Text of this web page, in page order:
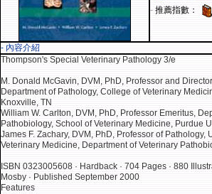
- 推薦指數：
- 內容介紹
Thompson's Special Veterinary Pathology 3/e
M. Donald McGavin, DVM, PhD, Professor and
Department of Pathology, College of Veterinary
Knoxville, TN
William W. Carlton, DVM, PhD, Professor Emeritus,
Pathobiology, School of Veterinary Medicine, Purdue
James F. Zachary, DVM, PhD, Professor of
Veterinary Medicine, Department of Veterinary
ISBN 0323005608 · Hardback · 704 Pages · 880
Mosby · Published September 2000
Features